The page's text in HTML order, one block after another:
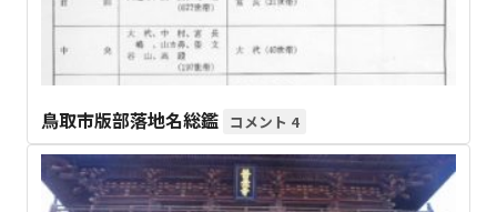
鳥取市版部落地名総鑑 4